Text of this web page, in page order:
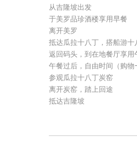
从吉隆坡出发
于美罗品珍酒楼享用早餐
离开美罗
抵达瓜拉十八丁，搭船游
返回码头，到在地餐厅享用
午餐过后，自由时间（购物
参观瓜拉十八丁炭窑
离开炭窑，踏上回途
抵达吉隆坡